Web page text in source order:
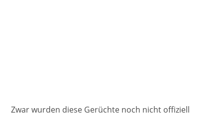
Zwar wurden diese Gerüchte noch nicht offiziell